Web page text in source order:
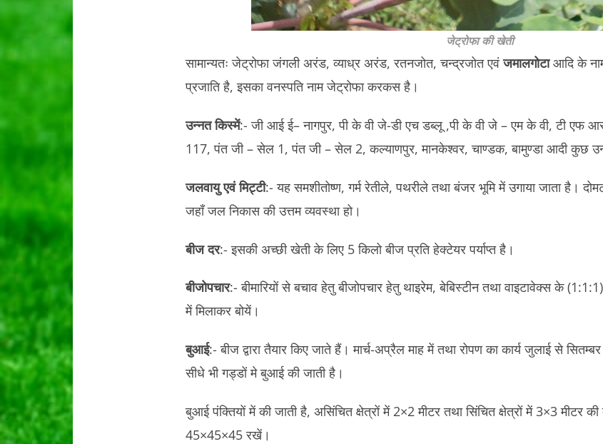
जेट्रोफा की खेती
सामान्यतः जेट्रोफा जंगली अरंड, व्याध्र अरंड, रतनजोत, चन्द्रजोत एवंजमालगोटाआदि के
प्रजाति है, इसका वनस्पति नाम जेट्रोफा करकस है।
उन्नत किस्में:- जी आई ई– नागपुर, पी के वी जे-डी एच डब्लू ,पी के वी जे – एम के वी, टी
117, पंत जी – सेल 1, पंत जी – सेल 2, कल्याणपुर, मानकेश्वर, चाण्डक, बामुण्डा आदी कुछ
जलवायु एवं मिट्टी:- यह समशीतोष्ण, गर्म रेतीले, पथरीले तथा बंजर भूमि में उगाया जाता है।
जहाँ जल निकास की उत्तम व्यवस्था हो।
बीज दर:- इसकी अच्छी खेती के लिए 5 किलो बीज प्रति हेक्टेयर पर्याप्त है।
बीजोपचार:- बीमारियों से बचाव हेतु बीजोपचार हेतु थाइरेम, बेबिस्टीन तथा वाइटावेक्स के
में मिलाकर बोयें।
बुआई:- बीज द्वारा तैयार किए जाते हैं। मार्च-अप्रैल माह में तथा रोपण का कार्य जुलाई से
सीधे भी गड्डों मे बुआई की जाती है।
बुआई पंक्तियों में की जाती है, असिंचित क्षेत्रों में 2×2 मीटर तथा सिंचित क्षेत्रों में 3×3 मीटर
45×45×45 रखें।